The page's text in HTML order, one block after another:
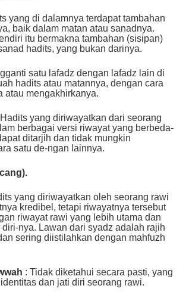
yang di dalamnya terdapat tambahan
baik dalam matan atau sanadnya.
itu bermakna tambahan (sisipan)
hadits, yang bukan darinya.
satu lafadz dengan lafadz lain di
hadits atau matannya, dengan cara
atau mengakhirkanya.
yang diriwayatkan dari seorang
berbagai versi riwayat yang berbeda-
ditarjih dan tidak mungkin
satu de-ngan lainnya.
yang diriwayatkan oleh seorang rawi
kredibel, tetapi riwayatnya tersebut
riwayat rawi yang lebih utama dan
diri-nya. Lawan dari syadz adalah rajih
sering diistilahkan dengan mahfuzh
: Tidak diketahui secara pasti, yang
dan jati diri seorang rawi.